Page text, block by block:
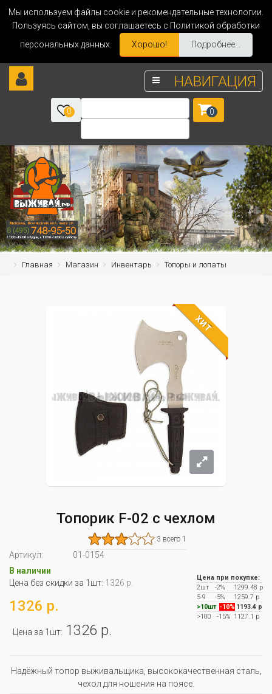
Мы используем файлы cookie и рекомендательные технологии.
Пользуясь сайтом, вы соглашаетесь с Политикой обработки
персональных данных.
Хорошо! Подробнее...
НАВИГАЦИЯ
0 0
Главная Магазин Инвентарь Топоры и лопаты
ХИТ
Топорик F-02 с чехлом
3 всего 1
Артикул:
01-0154
В наличии
Цена без скидки за 1шт: 1326 р.
1326 р.
Цена за 1шт: 1326 р.
Цена при покупке:
2шт
-2%
1299.48 р
5-9
-5%
1259.7 р
>10шт -10% 1193.4 р
>100
-15% 1127.1 р
Надёжный топор выживальщика, высококачественная сталь,
чехол для ношения на поясе.